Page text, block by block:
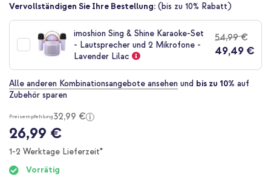
Vervollständigen Sie Ihre Bestellung: (bis zu 10% Rabatt)
imoshion Sing & Shine Karaoke-Set
- Lautsprecher und 2 Mikrofone -
Lavender Lilac
54,99 €
49,49 €
Alle anderen Kombinationsangebote ansehen und bis zu 10% auf
Zubehör sparen
Preisempfehlung32,99 €
26,99 €
1-2 Werktage Lieferzeit*
Vorrätig